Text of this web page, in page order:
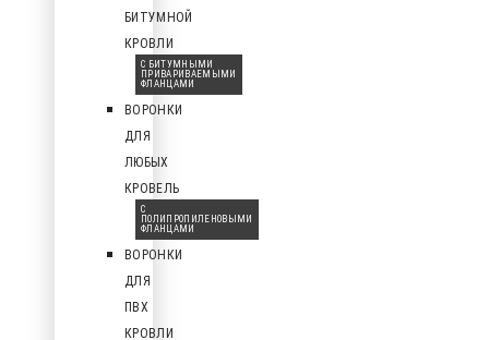
БИТУМНОЙ
КРОВЛИ
С БИТУМНЫМИ
ПРИВАРИВАЕМЫМИ
ФЛАНЦАМИ
ВОРОНКИ
ДЛЯ
ЛЮБЫХ
КРОВЕЛЬ
С
ПОЛИПРОПИЛЕНОВЫМИ
ФЛАНЦАМИ
ВОРОНКИ
ДЛЯ
ПВХ
КРОВЛИ